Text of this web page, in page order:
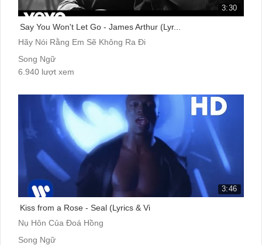
3:30
Say You Won't Let Go - James Arthur (Lyr...
Hãy Nói Rằng Em Sẽ Không Ra Đi
Song Ngữ
6.940 lượt xem
3:46
Kiss from a Rose - Seal (Lyrics & Vi
Nụ Hôn Của Đoá Hồng
Song Ngữ